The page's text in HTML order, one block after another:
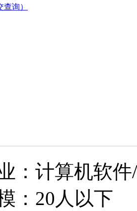
询）
：计算机软
：20人以下